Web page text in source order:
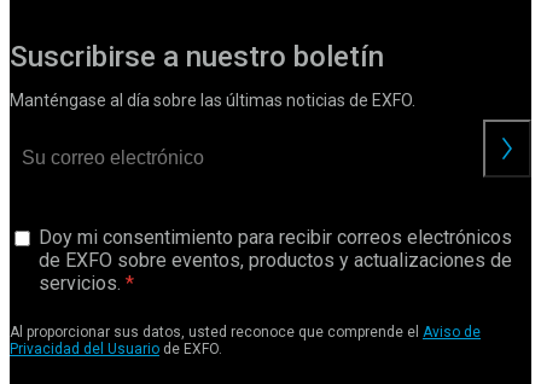
Suscribirse a nuestro boletín
Manténgase al día sobre las últimas noticias de EXFO.
Doy mi consentimiento para recibir correos electrónicos
de EXFO sobre eventos, productos y actualizaciones de
servicios.
Al proporcionar sus datos, usted reconoce que comprende el Aviso de
Privacidad del Usuario de EXFO.